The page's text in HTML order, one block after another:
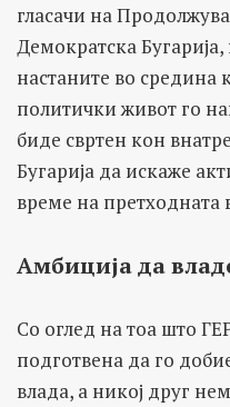
гласачи на
Демократска Бугарија,
настаните во
политички живот го
биде свртен кон
Бугарија да искаже
време на претходната
Амбиција да
Со оглед на тоа што
подготвена да го
влада, а никој друг